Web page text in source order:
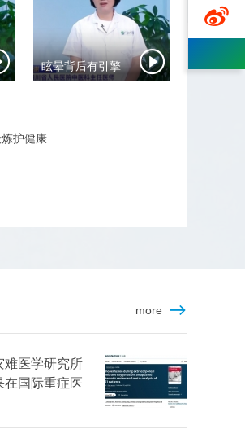
眩晕背后有引擎
护健康
more
难医学研究所
在国际重症医
表
